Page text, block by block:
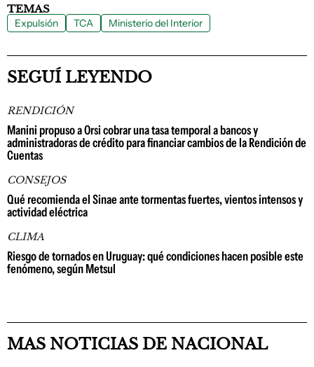
TEMAS
Expulsión TCA Ministerio del Interior
SEGUÍ LEYENDO
RENDICIÓN
Manini propuso a Orsi cobrar una tasa temporal a bancos y
administradoras de crédito para financiar cambios de la Rendición de
Cuentas
CONSEJOS
Qué recomienda el Sinae ante tormentas fuertes, vientos intensos y
actividad eléctrica
CLIMA
Riesgo de tornados en Uruguay: qué condiciones hacen posible este
fenómeno, según Metsul
MAS NOTICIAS DE NACIONAL